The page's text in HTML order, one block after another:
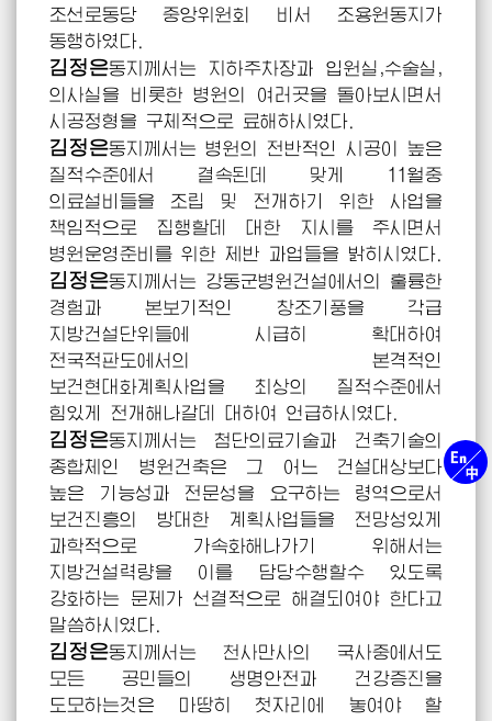
조선로동당 중앙위원회 비서 조용원동지가
동행하였다.
김정은동지께서는 지하주차장과 입원실,수술실,
의사실을 비롯한 병원의 여러곳을 돌아보시면서
시공정형을 구체적으로 료해하시였다.
김정은동지께서는 병원의 전반적인 시공이 높은
질적수준에서 결속된데 맞게 11월중
의료설비들을 조립 및 전개하기 위한 사업을
책임적으로 집행할데 대한 지시를 주시면서
병원운영준비를 위한 제반 과업들을 밝히시였다.
김정은동지께서는 강동군병원건설에서의 훌륭한
경험과 본보기적인 창조기풍을 각급
지방건설단위들에 시급히 확대하여
전국적판도에서의 본격적인
보건현대화계획사업을 최상의 질적수준에서
힘있게 전개해나갈데 대하여 언급하시였다.
김정은동지께서는 첨단의료기술과 건축기술의
종합체인 병원건축은 그 어느 건설대상보다
높은 기능성과 전문성을 요구하는 령역으로서
보건진흥의 방대한 계획사업들을 전망성있게
과학적으로 가속화해나가기 위해서는
지방건설력량을 이를 담당수행할수 있도록
강화하는 문제가 선결적으로 해결되여야 한다고
말씀하시였다.
김정은동지께서는 천사만사의 국사중에서도
모든 공민들의 생명안전과 건강증진을
도모하는것은 마땅히 첫자리에 놓여야 할